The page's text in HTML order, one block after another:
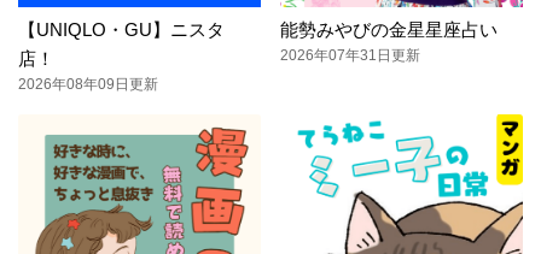
【UNIQLO・GU】ニスタ
店！
2026年08年09日更新
能勢みやびの金星星座占い
2026年07年31日更新